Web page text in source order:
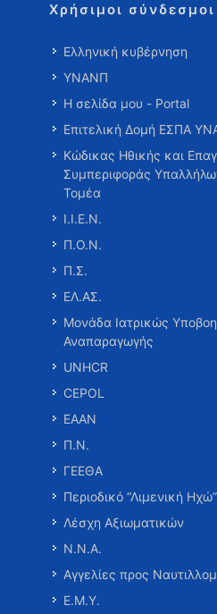
Χρήσιμοι σύνδεσμοι
Ελληνική κυβέρνηση
ΥΝΑΝΠ
Η σελίδα μου - Portal
Επιτελική Δομή ΕΣΠΑ
Κώδικας Ηθικής και
Συμπεριφοράς
Τομέα
Ι.Ι.Ε.Ν.
Π.Ο.Ν.
Π.Σ.
ΕΛ.ΑΣ.
Μονάδα Ιατρικώς
Αναπαραγωγής
UNHCR
CEPOL
ΕΑΑΝ
Π.Ν.
ΓΕΕΘΑ
Περιοδικό “Λιμενική Ηχώ”
Λέσχη Αξιωματικών
Ν.Ν.Α.
Αγγελίες προς
Ε.Μ.Υ.